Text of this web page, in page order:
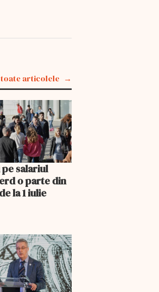
toate articolele
salariul
o parte din
la 1 iulie